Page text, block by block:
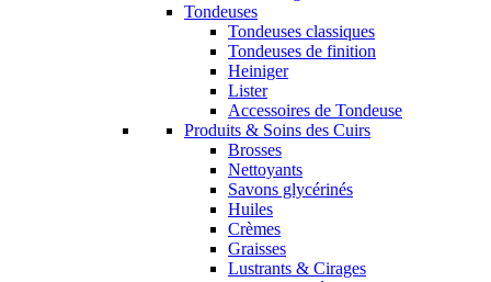
Tondeuses
Tondeuses classiques
Tondeuses de finition
Heiniger
Lister
Accessoires de Tondeuse
Produits & Soins des Cuirs
Brosses
Nettoyants
Savons glycérinés
Huiles
Crèmes
Graisses
Lustrants & Cirages